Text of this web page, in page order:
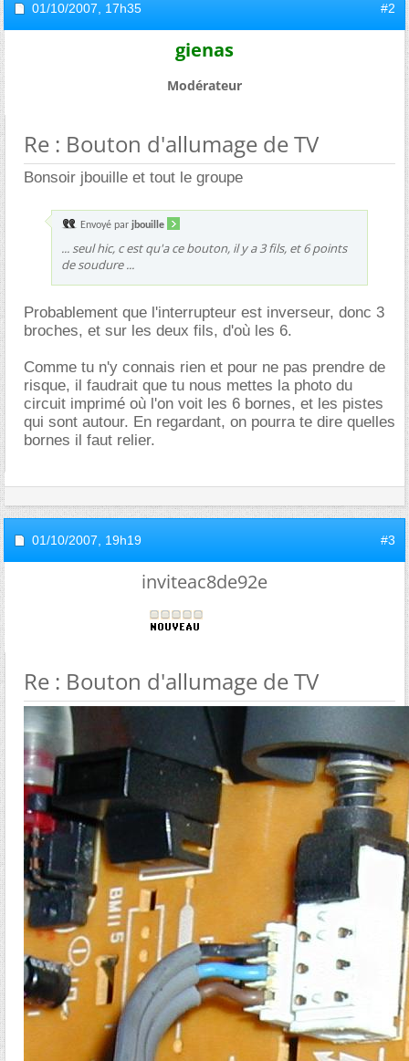
01/10/2007, 17h35 #2
gienas
Modérateur
Re : Bouton d'allumage de TV
Bonsoir jbouille et tout le groupe
Envoyé par jbouille
... seul hic, c est qu'a ce bouton, il y a 3 fils, et 6 points
de soudure ...
Probablement que l'interrupteur est inverseur, donc 3
broches, et sur les deux fils, d'où les 6.
Comme tu n'y connais rien et pour ne pas prendre de
risque, il faudrait que tu nous mettes la photo du
circuit imprimé où l'on voit les 6 bornes, et les pistes
qui sont autour. En regardant, on pourra te dire quelles
bornes il faut relier.
01/10/2007, 19h19 #3
inviteac8de92e
Re : Bouton d'allumage de TV